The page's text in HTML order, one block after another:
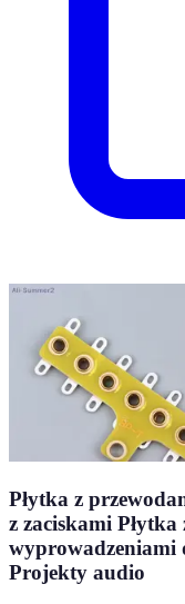
Płytka z
z zaciskami
wyprowadzeniami
Projekty audio